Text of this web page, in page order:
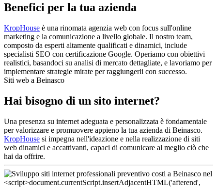
Benefici per la tua azienda
KropHouse è una rinomata agenzia web con focus sull'online
marketing e la comunicazione a livello globale. Il nostro team,
composto da esperti altamente qualificati e dinamici, include
specialisti SEO con certificazione Google. Operiamo con obiettivi
realistici, basandoci su analisi di mercato dettagliate, e lavoriamo per
implementare strategie mirate per raggiungerli con successo.
Siti web a Beinasco
Hai bisogno di un sito internet?
Una presenza su internet adeguata e personalizzata è fondamentale
per valorizzare e promuovere appieno la tua azienda di Beinasco.
KropHouse si impegna nell'ideazione e nella realizzazione di siti
web dinamici e accattivanti, capaci di comunicare al meglio ciò che
hai da offrire.